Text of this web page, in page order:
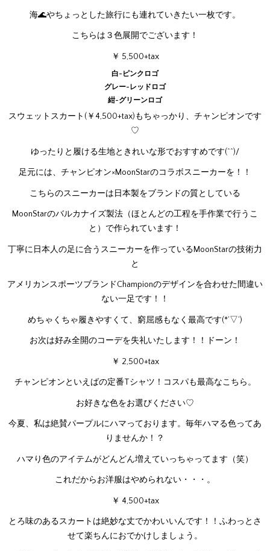
海🌊やちょっとした旅行にも連れていきたい一枚です。
こちらは３色展開でございます！
￥ 5,500+tax
白-ピンクロゴ
グレー-レッドロゴ
紺-グリーンロゴ
スウェットスカート(￥4,500+tax)もちゃっかり、チャンピオンです
♡
ゆったりと履ける生地ときれいな形でおすすめです(^^)/
足元には、チャンピオン×MoonStarのコラボスニーカーを！！
こちらのスニーカーは日本製をブランドの質としている
MoonStarのバルカナイズ製法（ほとんどの工程を手作業で行うこ
と）で作られています！
丁寧に日本人の足に合うスニーカーを作っているMoonStarの技術力
と
アメリカンスポーツブランドChampionのデザインを合わせた間違い
ない一足です！！
めちゃくちゃ履きやすくて、窮屈感もなく最高です(*’▽’)
お次は好み全開のコーデを失礼いたします！！ドーン！
￥ 2,500+tax
チャンピオンといえばの定番Tシャツ！コスパも最高なこちら。
お好きな色をお選びください♡
今夏、私は絶賛パープルにハマっております。毎年ハマる色ってあ
りませんか！？
ハマり色のアイテムがどんどん増えていっちゃってます（笑）
これだからお洋服はやめられない・・・。
￥ 4,500+tax
とろ味のあるスカートは絶妙な丈でかわいいんです！！ふわっとさ
せて楽ちんにおでかけしましょう。